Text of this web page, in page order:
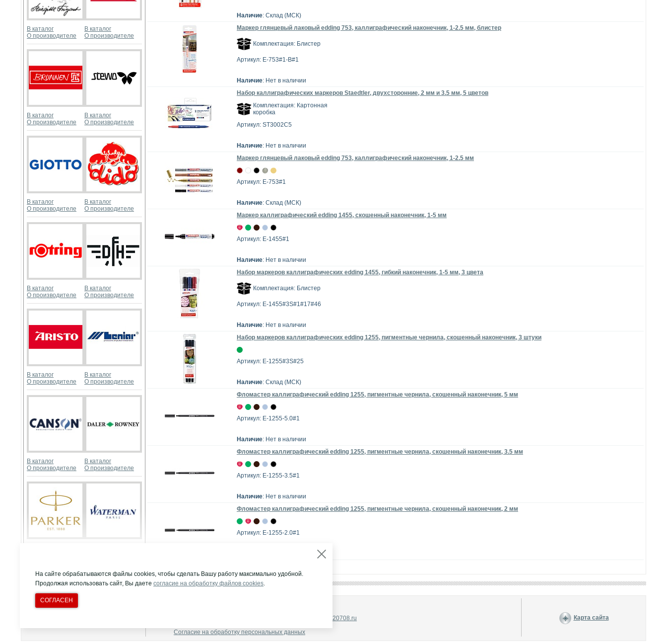
В каталог
О производителе
В каталог
О производителе
В каталог
О производителе
В каталог
О производителе
В каталог
О производителе
В каталог
О производителе
В каталог
О производителе
В каталог
О производителе
В каталог
О производителе
В каталог
О производителе
В каталог
О производителе
В каталог
О производителе
Наличие: Склад (МСК)
Маркер глянцевый лаковый edding 753, каллиграфический наконечник, 1-2.5 мм, блистер
Комплектация: Блистер
Артикул: E-753#1-B#1
Наличие: Нет в наличии
Набор каллиграфических маркеров Staedtler, двухсторонние, 2 мм и 3.5 мм, 5 цветов
Комплектация: Картонная
коробка
Артикул: ST3002C5
Наличие: Нет в наличии
Маркер глянцевый лаковый edding 753, каллиграфический наконечник, 1-2.5 мм
Артикул: E-753#1
Наличие: Склад (МСК)
Маркер каллиграфический edding 1455, скошенный наконечник, 1-5 мм
Артикул: E-1455#1
Наличие: Нет в наличии
Набор маркеров каллиграфических edding 1455, гибкий наконечник, 1-5 мм, 3 цвета
Комплектация: Блистер
Артикул: E-1455#3S#1#17#46
Наличие: Нет в наличии
Набор маркеров каллиграфических edding 1255, пигментные чернила, скошенный наконечник, 3 штуки
Артикул: E-1255#3S#25
Наличие: Склад (МСК)
Фломастер каллиграфический edding 1255, пигментные чернила, скошенный наконечник, 5 мм
Артикул: E-1255-5.0#1
Наличие: Нет в наличии
Фломастер каллиграфический edding 1255, пигментные чернила, скошенный наконечник, 3.5 мм
Артикул: E-1255-3.5#1
Наличие: Нет в наличии
Фломастер каллиграфический edding 1255, пигментные чернила, скошенный наконечник, 2 мм
Артикул: E-1255-2.0#1
info@2320708.ru
Согласие на обработку персональных данных
Карта сайта
На сайте обрабатываются файлы cookies, чтобы сделать Вашу работу максимально удобной.
Продолжая использовать сайт, Вы даете согласие на обработку файлов cookies.
СОГЛАСЕН